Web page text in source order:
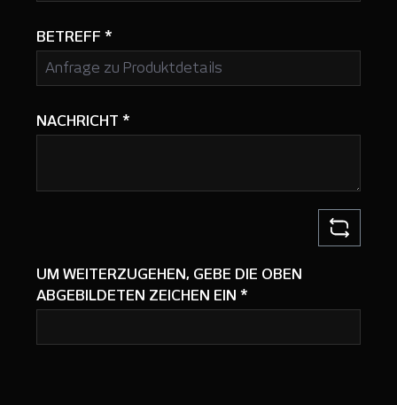
BETREFF *
NACHRICHT *
UM WEITERZUGEHEN, GEBE DIE OBEN
ABGEBILDETEN ZEICHEN EIN *